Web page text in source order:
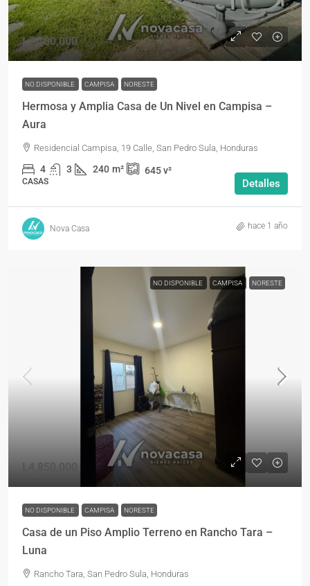
L7,700,000
NO DISPONIBLE CAMPISA NORESTE
Hermosa y Amplia Casa de Un Nivel en Campisa –
Aura
Residencial Campisa, 19 Calle, San Pedro Sula, Honduras
4 3 240 m² 645v²
CASAS Detalles
Nova Casa hace 1 año
NO DISPONIBLE CAMPISA NORESTE
NO DISPONIBLE CAMPISA NORESTE
Casa de un Piso Amplio Terreno en Rancho Tara –
Luna
Rancho Tara, San Pedro Sula, Honduras